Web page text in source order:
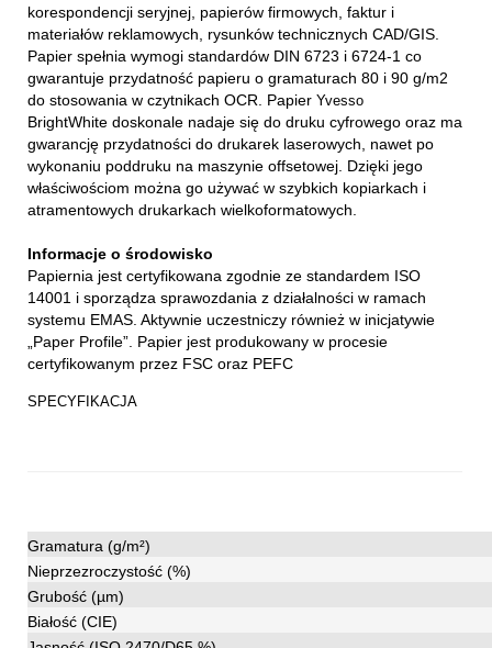
korespondencji seryjnej, papierów firmowych, faktur i
materiałów reklamowych, rysunków technicznych CAD/GIS.
Papier spełnia wymogi standardów DIN 6723 i 6724-1 co
gwarantuje przydatność papieru o gramaturach 80 i 90 g/m2
do stosowania w czytnikach OCR. Papier Yvesso
BrightWhite doskonale nadaje się do druku cyfrowego oraz ma
gwarancję przydatności do drukarek laserowych, nawet po
wykonaniu poddruku na maszynie offsetowej. Dzięki jego
właściwościom można go używać w szybkich kopiarkach i
atramentowych drukarkach wielkoformatowych.
Informacje o środowisko
Papiernia jest certyfikowana zgodnie ze standardem ISO
14001 i sporządza sprawozdania z działalności w ramach
systemu EMAS. Aktywnie uczestniczy również w inicjatywie
„Paper Profile”. Papier jest produkowany w procesie
certyfikowanym przez FSC oraz PEFC
SPECYFIKACJA
Gramatura (g/m²)
Nieprzezroczystość (%)
Grubość (µm)
Białość (CIE)